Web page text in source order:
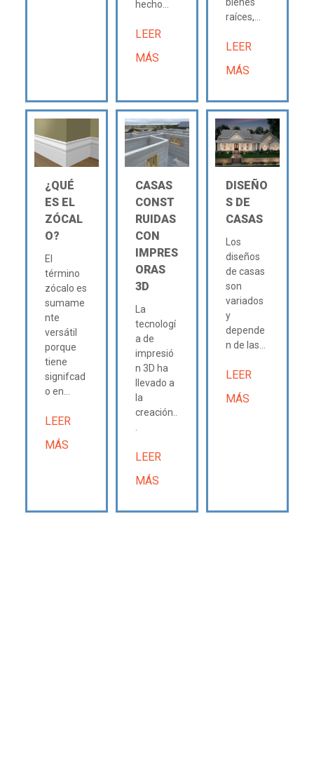
hecho...
LEER
MÁS
raíces,...
LEER
MÁS
¿QUÉ
ES EL
ZÓCAL
O?
El
término
zócalo es
sumame
nte
versátil
porque
tiene
signifcad
o en...
LEER
MÁS
CASAS
CONST
RUIDAS
CON
IMPRES
ORAS
3D
La
tecnologí
a de
impresió
n 3D ha
llevado a
la
creación..
LEER
MÁS
DISEÑO
S DE
CASAS
Los
diseños
de casas
son
variados
y
depende
n de las...
LEER
MÁS